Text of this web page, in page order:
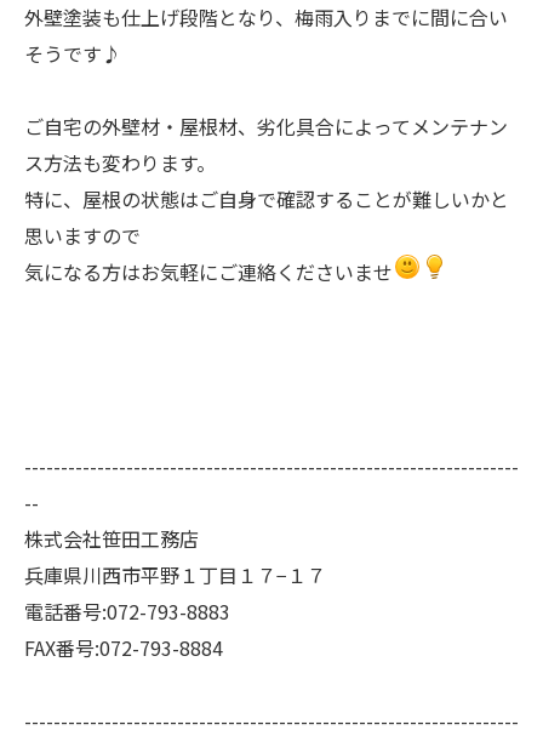
外壁塗装も仕上げ段階となり、梅雨入りまでに間に合い
そうです♪
ご自宅の外壁材・屋根材、劣化具合によってメンテナン
ス方法も変わります。
特に、屋根の状態はご自身で確認することが難しいかと
思いますので
気になる方はお気軽にご連絡くださいませ
--------------------------------------------------------------------
--
株式会社笹田工務店
兵庫県川西市平野１丁目１７−１７
電話番号:072-793-8883
FAX番号:072-793-8884
--------------------------------------------------------------------